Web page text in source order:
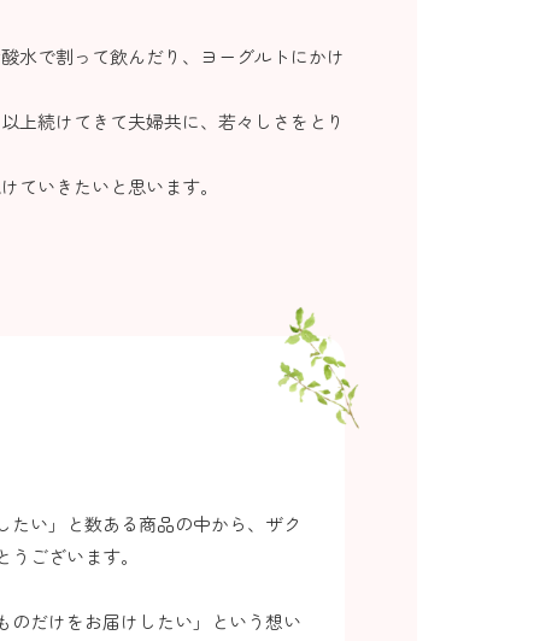
水で割って飲んだり、ヨーグルトにかけ
上続けてきて夫婦共に、若々しさをとり
ていきたいと思います。
い」と数ある商品の中から、ザク
ございます。
のだけをお届けしたい」という想い